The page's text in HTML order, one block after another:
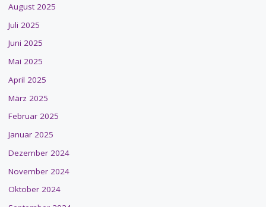
August 2025
Juli 2025
Juni 2025
Mai 2025
April 2025
März 2025
Februar 2025
Januar 2025
Dezember 2024
November 2024
Oktober 2024